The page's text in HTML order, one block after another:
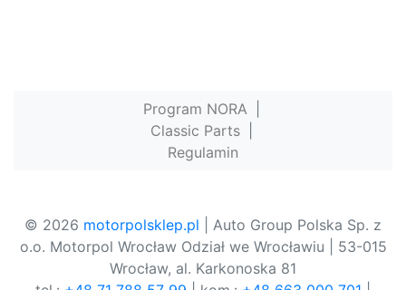
Program NORA
Classic Parts
Regulamin
© 2026 motorpolsklep.pl | Auto Group Polska Sp. z
o.o. Motorpol Wrocław Odział we Wrocławiu | 53-015
Wrocław, al. Karkonoska 81